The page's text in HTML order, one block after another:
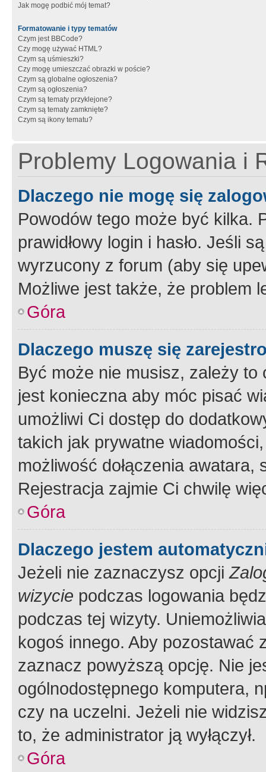
Jak mogę podbić mój temat?
Formatowanie i typy tematów
Czym jest BBCode?
Czy mogę używać HTML?
Czym są uśmieszki?
Czy mogę umieszczać obrazki w poście?
Czym są globalne ogłoszenia?
Czym są ogłoszenia?
Czym są tematy przyklejone?
Czym są tematy zamknięte?
Czym są ikony tematu?
Problemy Logowania i
Dlaczego nie mogę się
Powodów tego może być kilka.
prawidłowy login i hasło. Jeśli
wyrzucony z forum (aby się
Możliwe jest także, że problem
Góra
Dlaczego muszę się
Być może nie musisz, zależy
jest konieczna aby móc pisać
umożliwi Ci dostęp do
takich jak prywatne
możliwość dołączenia
Rejestracja zajmie Ci chwilę
Góra
Dlaczego jestem
Jeżeli nie zaznaczysz opcji
wizycie podczas logowania
podczas tej wizyty.
kogoś innego. Aby pozostawać
zaznacz powyższą opcję. Nie
ogólnodostępnego komputera,
czy na uczelni. Jeżeli nie
to, że administrator ją wyłączył.
Góra